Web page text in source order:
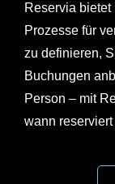
Reservia
Prozesse für
zu definieren,
Buchungen
Person – mit
wann